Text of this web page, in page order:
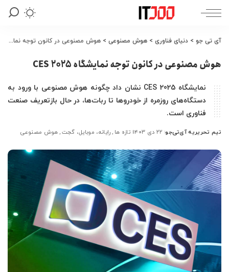
آی تی جو > دنیای فناوری > هوش مصنوعی > هوش مصنوعی در کانون توجه نمایشگاه CES 2025
هوش مصنوعی در کانون توجه نمایشگاه CES 2025
نمایشگاه CES 2025 نشان داد چگونه هوش مصنوعی با ورود به
دستگاه‌های روزمره از خودروها تا ربات‌ها، در حال بازتعریف صنعت
فناوری است.
ارسال
توسط
تیم تحریریه آی‌تی‌جو ۲۲ دی ۱۴۰۳ تازه ها رایانه، موبایل، گجت هوش مصنوعی